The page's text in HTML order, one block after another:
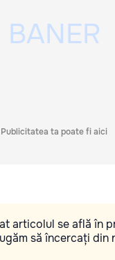
Publicitatea ta poate fi aici
articolul se află în
să încercați din